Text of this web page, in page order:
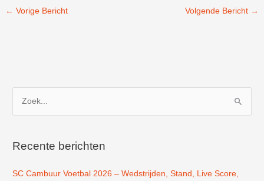
← Vorige Bericht Volgende Bericht →
k
a
Recente berichten
SC Cambuur Voetbal 2026 – Wedstrijden, Stand, Live Score,